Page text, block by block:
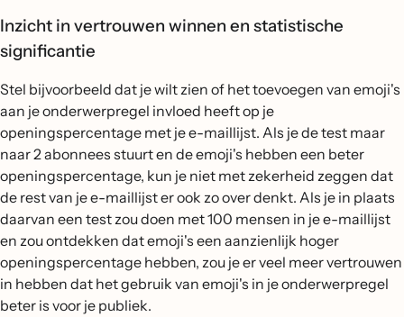
Inzicht in vertrouwen winnen en statistische
significantie
Stel bijvoorbeeld dat je wilt zien of het toevoegen van emoji's
aan je onderwerpregel invloed heeft op je
openingspercentage met je e-maillijst. Als je de test maar
naar 2 abonnees stuurt en de emoji's hebben een beter
openingspercentage, kun je niet met zekerheid zeggen dat
de rest van je e-maillijst er ook zo over denkt. Als je in plaats
daarvan een test zou doen met 100 mensen in je e-maillijst
en zou ontdekken dat emoji's een aanzienlijk hoger
openingspercentage hebben, zou je er veel meer vertrouwen
in hebben dat het gebruik van emoji's in je onderwerpregel
beter is voor je publiek.